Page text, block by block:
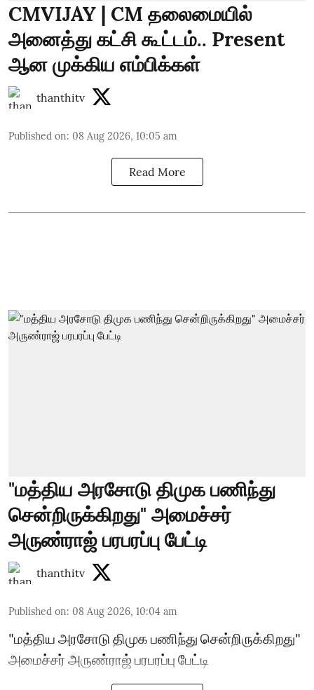
CMVIJAY | CM தலைமையில்
அனைத்து கட்சி கூட்டம்.. Present
ஆன முக்கிய எம்பிக்கள்
thanthitv
Published on: 08 Aug 2026, 10:05 am
Read More
"மத்திய அரசோடு திமுக பணிந்து
சென்றிருக்கிறது" அமைச்சர்
அருண்ராஜ் பரபரப்பு பேட்டி
thanthitv
Published on: 08 Aug 2026, 10:04 am
"மத்திய அரசோடு திமுக பணிந்து சென்றிருக்கிறது"
அமைச்சர் அருண்ராஜ் பரபரப்பு பேட்டி